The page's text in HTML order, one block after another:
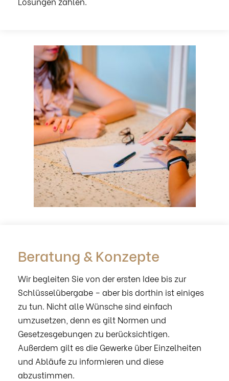
Beratung & Konzepte
Wir begleiten Sie von der ersten Idee bis zur
Schlüsselübergabe – aber bis dorthin ist einiges
zu tun. Nicht alle Wünsche sind einfach
umzusetzen, denn es gilt Normen und
Gesetzesgebungen zu berücksichtigen.
Außerdem gilt es die Gewerke über Einzelheiten
und Abläufe zu informieren und diese
abzustimmen.